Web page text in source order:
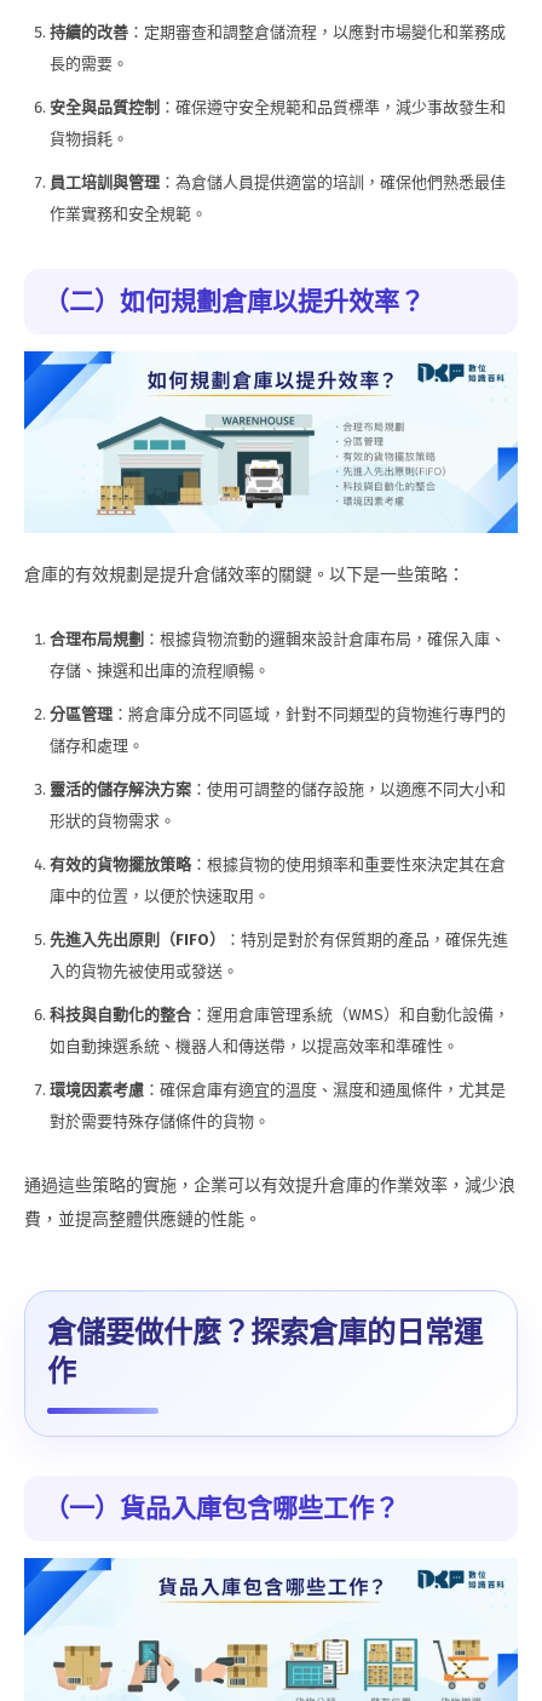
持續的改善 ：定期審查和調整倉儲流程，以應對市場變化和業務成
長的需要。
安全與品質控制 ：確保遵守安全規範和品質標準，減少事故發生和
貨物損耗。
員工培訓與管理 ：為倉儲人員提供適當的培訓，確保他們熟悉最佳
作業實務和安全規範。
（二）如何規劃倉庫以提升效率？
倉庫的有效規劃是提升倉儲效率的關鍵。以下是一些策略：
合理布局規劃 ：根據貨物流動的邏輯來設計倉庫布局，確保入庫、
存儲、揀選和出庫的流程順暢。
分區管理 ：將倉庫分成不同區域，針對不同類型的貨物進行專門的
儲存和處理。
靈活的儲存解決方案 ：使用可調整的儲存設施，以適應不同大小和
形狀的貨物需求。
有效的貨物擺放策略：根據貨物的使用頻率和重要性來決定其在倉
庫中的位置，以便於快速取用。
先進入先出原則（FIFO）
：特別是對於有保質期的產品，確保先進
入的貨物先被使用或發送。
科技與自動化的整合 ：運用倉庫管理系統（WMS）和自動化設備，
如自動揀選系統、機器人和傳送帶，以提高效率和準確性。
環境因素考慮 ：確保倉庫有適宜的溫度、濕度和通風條件，尤其是
對於需要特殊存儲條件的貨物。
通過這些策略的實施，企業可以有效提升倉庫的作業效率，減少浪
費，並提高整體供應鏈的性能。
倉儲要做什麼？探索倉庫的日常運
作
（一）貨品入庫包含哪些工作？